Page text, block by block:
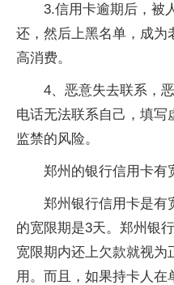
3.信用卡逾期后，被
还，然后上黑名单，成为
高消费。
4、恶意失去联系，
电话无法联系自己，填写
监禁的风险。
郑州的银行信用卡有
郑州银行信用卡是有
的宽限期是3天。郑州银
宽限期内还上欠款就视为
用。而且，如果持卡人在